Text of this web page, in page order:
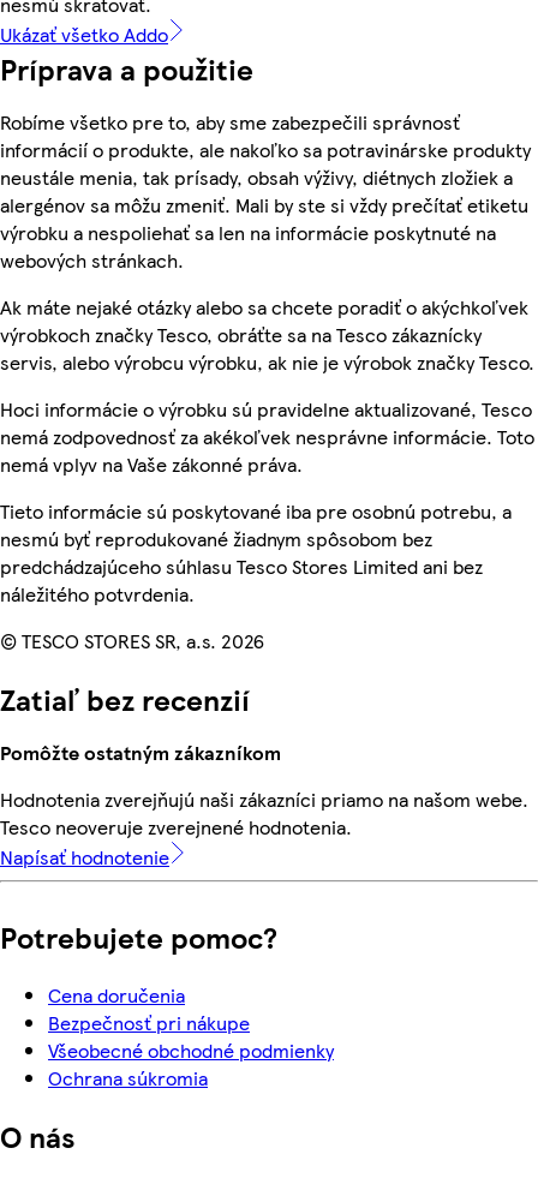
Ukázať všetko Addo
Príprava a použitie
Robíme všetko pre to, aby sme zabezpečili správnosť
informácií o produkte, ale nakoľko sa potravinárske produkty
neustále menia, tak prísady, obsah výživy, diétnych zložiek a
alergénov sa môžu zmeniť. Mali by ste si vždy prečítať etiketu
výrobku a nespoliehať sa len na informácie poskytnuté na
webových stránkach.
Ak máte nejaké otázky alebo sa chcete poradiť o akýchkoľvek
výrobkoch značky Tesco, obráťte sa na Tesco zákaznícky
servis, alebo výrobcu výrobku, ak nie je výrobok značky Tesco.
Hoci informácie o výrobku sú pravidelne aktualizované, Tesco
nemá zodpovednosť za akékoľvek nesprávne informácie. Toto
nemá vplyv na Vaše zákonné práva.
Tieto informácie sú poskytované iba pre osobnú potrebu, a
nesmú byť reprodukované žiadnym spôsobom bez
predchádzajúceho súhlasu Tesco Stores Limited ani bez
náležitého potvrdenia.
© TESCO STORES SR, a.s. 2026
Zatiaľ bez recenzií
Pomôžte ostatným zákazníkom
Hodnotenia zverejňujú naši zákazníci priamo na našom webe.
Tesco neoveruje zverejnené hodnotenia.
Napísať hodnotenie
Potrebujete pomoc?
Cena doručenia
Bezpečnosť pri nákupe
Všeobecné obchodné podmienky
Ochrana súkromia
O nás